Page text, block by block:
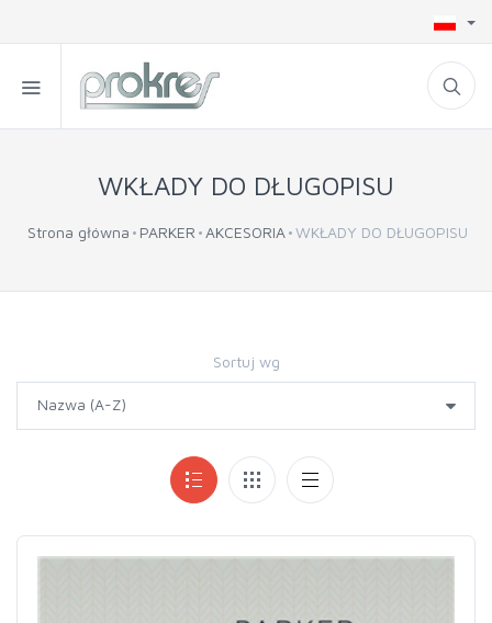
WKŁADY DO DŁUGOPISU
Strona główna PARKER AKCESORIA WKŁADY DO DŁUGOPISU
Sortuj wg